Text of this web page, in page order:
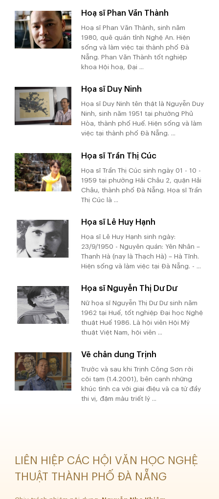
Hoạ sĩ Phan Văn Thành
Hoạ sĩ Phan Văn Thành, sinh năm
1980, quê quán tỉnh Nghệ An. Hiện
sống và làm việc tại thành phố Đà
Nẵng. Phan Văn Thành tốt nghiệp
khoa Hội hoạ, Đại ...
Họa sĩ Duy Ninh
Họa sĩ Duy Ninh tên thật là Nguyễn Duy
Ninh, sinh năm 1951 tại phường Phủ
Hòa, thành phố Huế. Hiện sống và làm
việc tại thành phố Đà Nẵng. ...
Họa sĩ Trần Thị Cúc
Họa sĩ Trần Thị Cúc sinh ngày 01 - 10 -
1959 tại phường Hải Châu 2, quận Hải
Châu, thành phố Đà Nẵng. Họa sĩ Trần
Thị Cúc là ...
Họa sĩ Lê Huy Hạnh
Họa sĩ Lê Huy Hạnh sinh ngày:
23/9/1950 - Nguyên quán: Yên Nhân –
Thanh Hà (nay là Thạch Hà) – Hà Tĩnh.
Hiện sống và làm việc tại Đà Nẵng. - ...
Họa sĩ Nguyễn Thị Dư Dư
Nữ họa sĩ Nguyễn Thị Dư Dư sinh năm
1962 tại Huế, tốt nghiệp Đại học Nghệ
thuật Huế 1986. Là hội viên Hội Mỹ
thuật Việt Nam, hội viên ...
Vẽ chân dung Trịnh
Trước và sau khi Trịnh Công Sơn rời
cõi tạm (1.4.2001), bên cạnh những
khúc tình ca với giai điệu và ca từ đầy
thi vị, đậm màu triết lý ...
LIÊN HIỆP CÁC HỘI VĂN HỌC NGHỆ
THUẬT THÀNH PHỐ ĐÀ NẴNG